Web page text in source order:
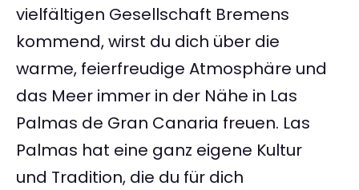
vielfältigen Gesellschaft Bremens
kommend, wirst du dich über die
warme, feierfreudige Atmosphäre und
das Meer immer in der Nähe in Las
Palmas de Gran Canaria freuen. Las
Palmas hat eine ganz eigene Kultur
und Tradition, die du für dich